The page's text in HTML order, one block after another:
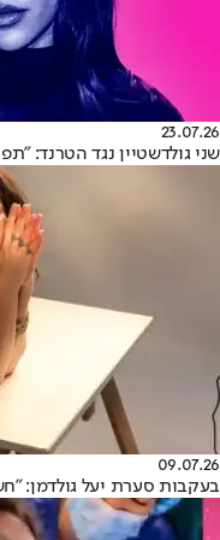
23.07.26
שני גולדשטיין נגד הטרנד:
09.07.26
בעקבות סערת יעל גולדמן: